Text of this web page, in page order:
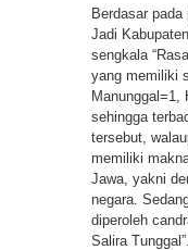
Berdasar
Jadi
sengkala
yang memiliki
Manunggal=1,
sehingga
tersebut,
memiliki
Jawa, yakni
negara.
diperoleh
Salira